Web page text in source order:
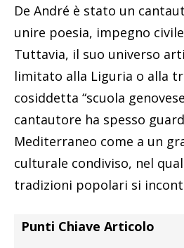
De André è stato un
unire poesia, impegno
Tuttavia, il suo universo
limitato alla Liguria o alla
cosiddetta “scuola
cantautore ha spesso
Mediterraneo come a un
culturale condiviso, nel
tradizioni popolari si
Punti Chiave Articolo